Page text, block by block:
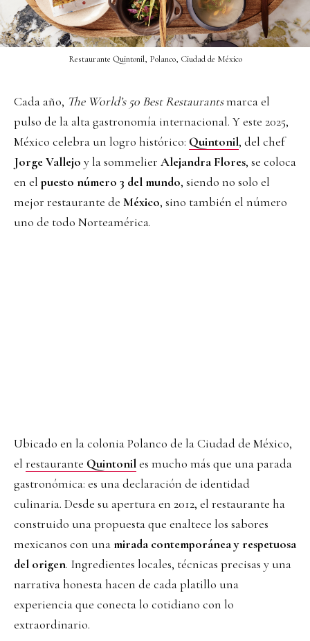
Restaurante Quintonil, Polanco, Ciudad de México
Cada año, The World’s 50 Best Restaurantsmarca el
pulso de la alta gastronomía internacional. Y este 2025,
México celebra un logro histórico: Quintonil, del chef
Jorge Vallejo y la sommelier Alejandra Flores, se coloca
en elpuesto número 3 del mundo, siendo no solo el
mejor restaurante de México, sino también el número
uno de todo Norteamérica.
Ubicado en la colonia Polanco de la Ciudad de México,
el restaurante Quintoniles mucho más que una parada
gastronómica: es una declaración de identidad
culinaria. Desde su apertura en 2012, el restaurante ha
construido una propuesta que enaltece los sabores
mexicanos con unamirada contemporánea y respetuosa
del origen. Ingredientes locales, técnicas precisas y una
narrativa honesta hacen de cada platillo una
experiencia que conecta lo cotidiano con lo
extraordinario.